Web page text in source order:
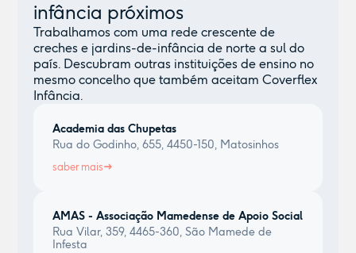
infância próximos
Trabalhamos com uma rede crescente de
creches e jardins-de-infância de norte a sul do
país. Descubram outras instituições de ensino no
mesmo concelho que também aceitam Coverflex
Infância.
Academia das Chupetas
Rua do Godinho, 655, 4450-150, Matosinhos
saber mais
AMAS - Associação Mamedense de Apoio Social
Rua Vilar, 359, 4465-360, São Mamede de
Infesta